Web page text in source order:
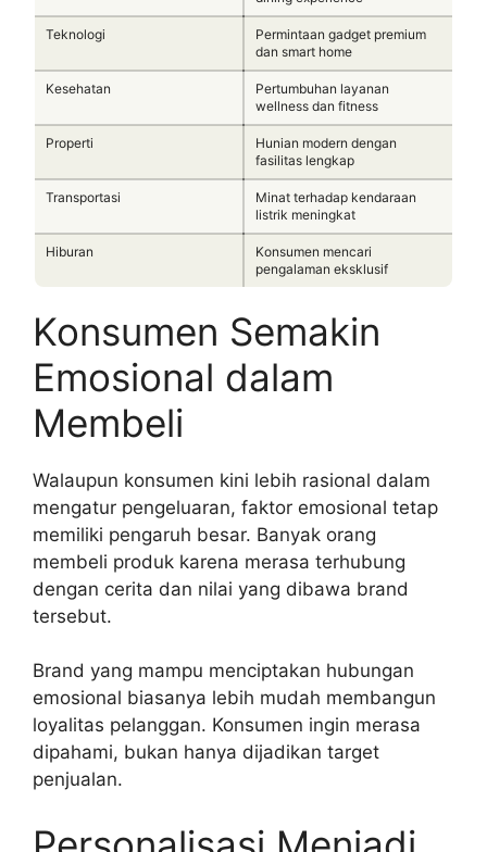
Teknologi
Permintaan gadget premium
dan smart home
Kesehatan
Pertumbuhan layanan
wellness dan fitness
Properti
Hunian modern dengan
fasilitas lengkap
Transportasi
Minat terhadap kendaraan
listrik meningkat
Hiburan
Konsumen mencari
pengalaman eksklusif
Konsumen Semakin
Emosional dalam
Membeli
Walaupun konsumen kini lebih rasional dalam
mengatur pengeluaran, faktor emosional tetap
memiliki pengaruh besar. Banyak orang
membeli produk karena merasa terhubung
dengan cerita dan nilai yang dibawa brand
tersebut.
Brand yang mampu menciptakan hubungan
emosional biasanya lebih mudah membangun
loyalitas pelanggan. Konsumen ingin merasa
dipahami, bukan hanya dijadikan target
penjualan.